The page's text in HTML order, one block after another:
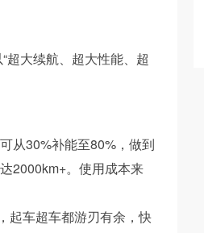
超大续航、超大性能、超
从30%补能至80%，做到
2000km+。使用成本来
起车超车都游刃有余，快